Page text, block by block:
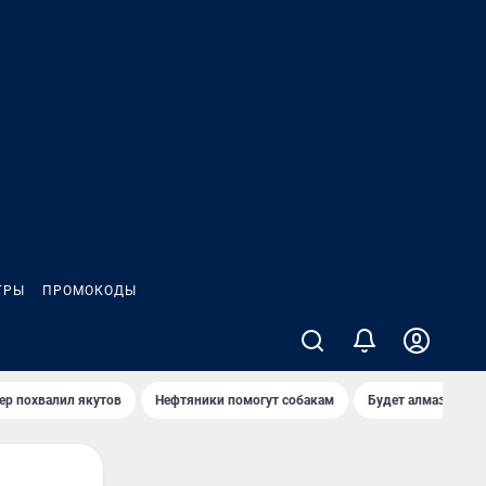
ПРОМОКОДЫ
похвалил якутов Нефтяники помогут собакам Будет алмазный